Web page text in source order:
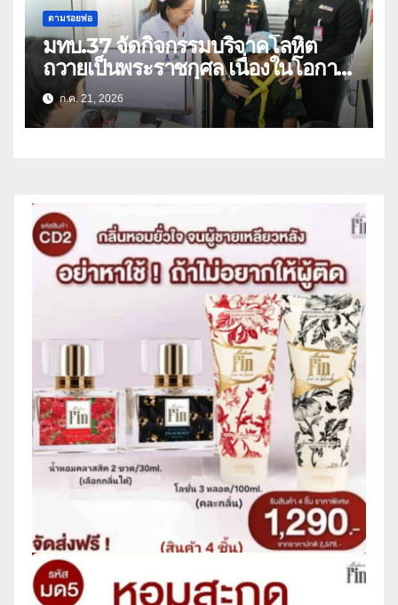
ตามรอยพ่อ
มทบ.37 จัดกิจกรรมบริจาคโลหิต
ถวายเป็นพระราชกุศล เนื่องในโอกาส
วันเฉลิมพระชนมพรรษา พระบาท
สมเด็จพระเจ้าอยู่หัว
ก.ค. 21, 2026